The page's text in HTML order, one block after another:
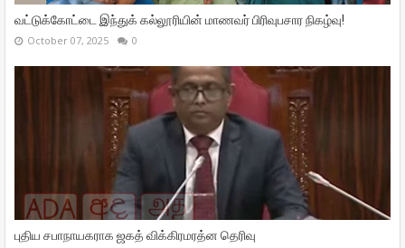
வட்டுக்கோட்டை இந்துக் கல்லூரியின் மாணவர் பிரிவுபசார நிகழ்வு!
October 07, 2025 0
புதிய சபாநாயகராக ஜகத் விக்கிரமரத்ன தெரிவு